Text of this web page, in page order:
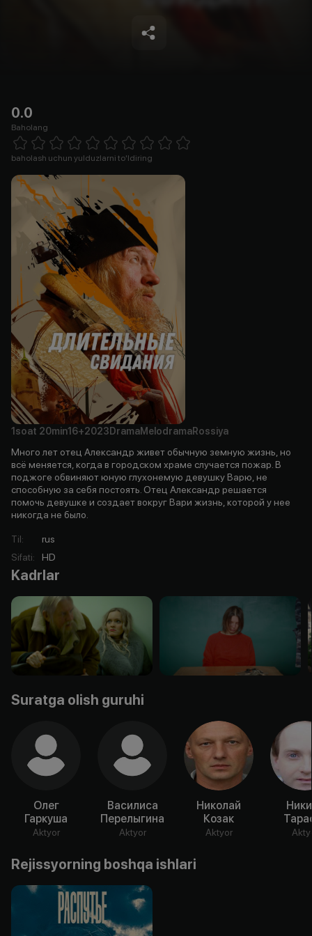
0.0
Baholang
1 Star 2 Stars 3 Stars 4 Stars5 Stars 6 Stars7 Stars8 Stars
baholash uchun yulduzlarni to'ldiring
1soat 20min16+2023 DramaMelodramaRossiya
Много лет отец Александр живет обычную земную жизнь, но
всё меняется, когда в городском храме случается пожар. В
поджоге обвиняют юную глухонемую девушку Варю, не
способную за себя постоять. Отец Александр решается
помочь девушке и создает вокруг Вари жизнь, которой у нее
никогда не было.
Til:
rus
Sifati: HD
Kadrlar
Suratga olish guruhi
Олег
Гаркуша
Aktyor
Василиса
Перелыгина
Aktyor
Николай
Козак
Aktyor
Rejissyorning boshqa ishlari